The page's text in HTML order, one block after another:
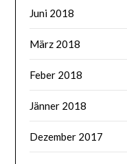
Juni 2018
März 2018
Feber 2018
Jänner 2018
Dezember 2017